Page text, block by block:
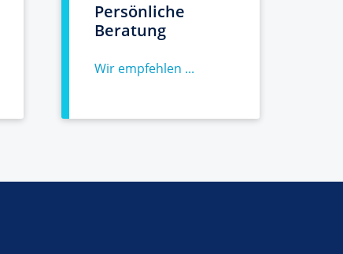
Persönliche
Beratung
Wir empfehlen ...